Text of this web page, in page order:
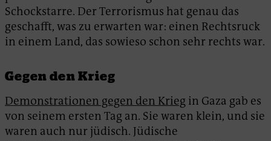
Schockstarre. Der Terrorismus hat genau das
geschafft, was zu erwarten war: einen Rechtsruck
in einem Land, das sowieso schon sehr rechts war.
Gegen den Krieg
Demonstrationen gegen den Krieg in Gaza gab es
von seinem ersten Tag an. Sie waren klein, und sie
waren auch nur jüdisch. Jüdische